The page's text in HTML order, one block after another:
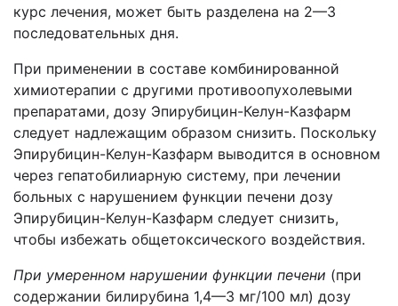
курс лечения, может быть разделена на 2—3
последовательных дня.
При применении в составе комбинированной
химиотерапии с другими противоопухолевыми
препаратами, дозу Эпирубицин-Келун-Казфарм
следует надлежащим образом снизить. Поскольку
Эпирубицин-Келун-Казфарм выводится в основном
через гепатобилиарную систему, при лечении
больных с нарушением функции печени дозу
Эпирубицин-Келун-Казфарм следует снизить,
чтобы избежать общетоксического воздействия.
При умеренном нарушении функции печени (при
содержании билирубина 1,4—3 мг/100 мл) дозу